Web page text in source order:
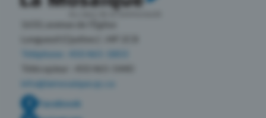
Longueuil (Québec) J4P 2C8
Téléphone : 450 465-1803
info@lamosaique.qc.ca
Facebook